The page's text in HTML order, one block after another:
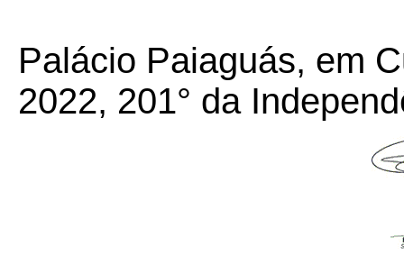
Palácio Paiaguás, em
2022, 201° da